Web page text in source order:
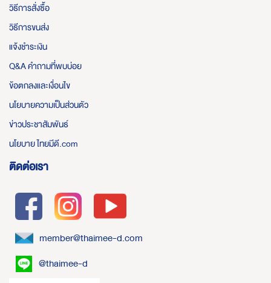
วิธีการสั่งซื้อ
วิธีการขนส่ง
แจ้งชำระเงิน
Q&A คำถามที่พบบ่อย
ข้อตกลงและเงื่อนไข
นโยบายความเป็นส่วนตัว
ข่าวประชาสัมพันธ์
นโยบาย ไทยมีดี.com
ติดต่อเรา
member@thaimee-d.com
@thaimee-d